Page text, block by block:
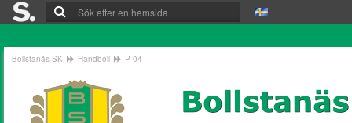
Bollstanäs SK Handboll P 04